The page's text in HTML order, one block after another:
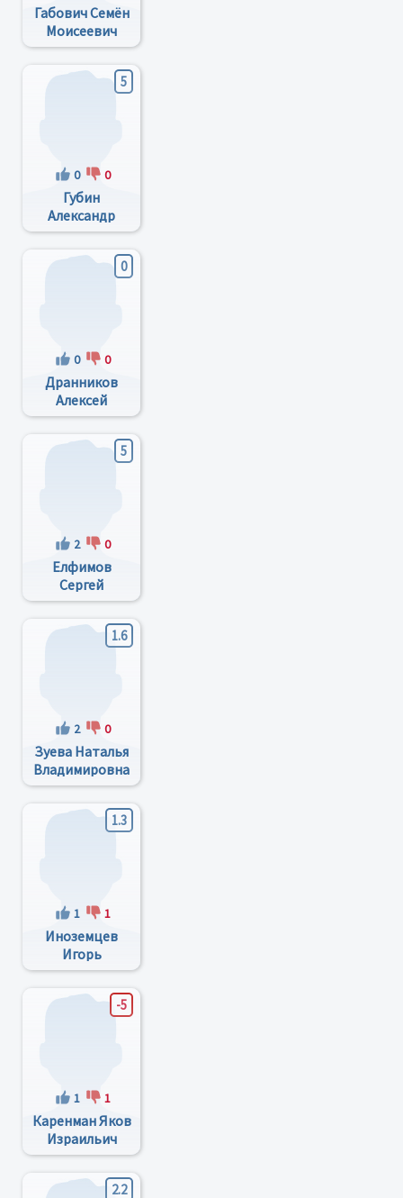
Габович Семён
Моисеевич
5
0 0
Губин
Александр
Сергеевич
0
0 0
Дранников
Алексей
Викторович
5
2 0
Елфимов
Сергей
Анатьльевич
1.6
2 0
Зуева Наталья
Владимировна
1.3
1 1
Иноземцев
Игорь
Владимирович
-5
1 1
Каренман Яков
Израильич
2.2